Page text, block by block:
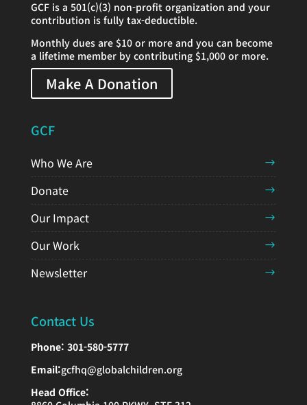
GCF is a 501(c)(3) non-profit organization and your
contribution is fully tax-deductible.
Monthly dues are $10 or more and you can become
a lifetime member by contributing $1,000 or more.
Make A Donation
GCF
Who We Are
Donate
Our Impact
Our Work
Newsletter
Contact Us
Phone: 301-580-5777
Email:gcfhq@globalchildren.org
Head Office: